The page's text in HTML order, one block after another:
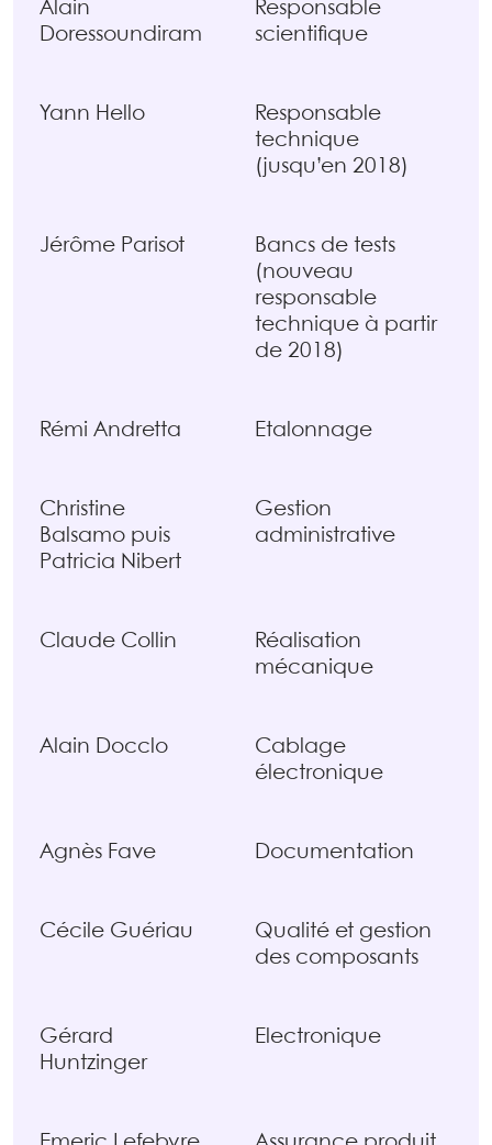
Alain
Doressoundiram
Responsable
scientifique
Yann Hello
Responsable
technique
(jusqu’en 2018)
Jérôme Parisot
Bancs de tests
(nouveau
responsable
technique à partir
de 2018)
Rémi Andretta Etalonnage
Christine
Balsamo puis
Patricia Nibert
Gestion
administrative
Claude Collin
Réalisation
mécanique
Alain Docclo
Cablage
électronique
Agnès Fave Documentation
Cécile Guériau
Qualité et gestion
des composants
Gérard
Huntzinger
Electronique